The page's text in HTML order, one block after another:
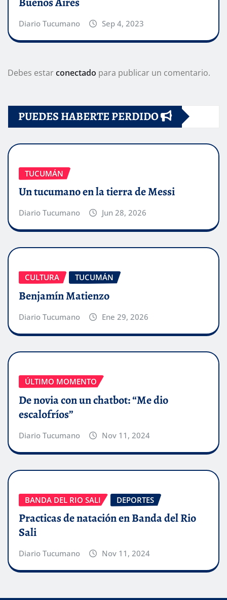
Diario Tucumano Sep 4, 2023
Debes estarconectado para publicar un comentario.
PUEDES HABERTE PERDIDO
TUCUMÁN
Un tucumano en la tierra de Messi
Diario Tucumano Jun 28, 2026
CULTURA TUCUMÁN
Benjamín Matienzo
Diario Tucumano Ene 29, 2026
ÚLTIMO MOMENTO
De novia con un chatbot: “Me dio
escalofríos”
Diario Tucumano Nov 11, 2024
BANDA DEL RIO SALI DEPORTES
Practicas de natación en Banda del Rio
Sali
Diario Tucumano Nov 11, 2024